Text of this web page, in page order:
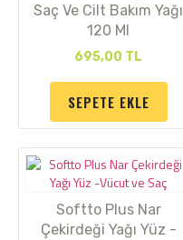
Saç Ve Cilt Bakım Yağı
120 Ml
695,00 TL
SEPETE EKLE
Softto Plus Nar
Çekirdeği Yağı Yüz -